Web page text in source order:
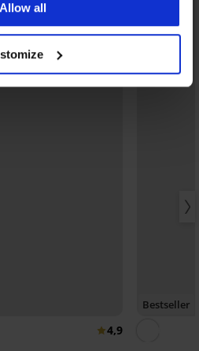
Allow all
4,9
Bestseller